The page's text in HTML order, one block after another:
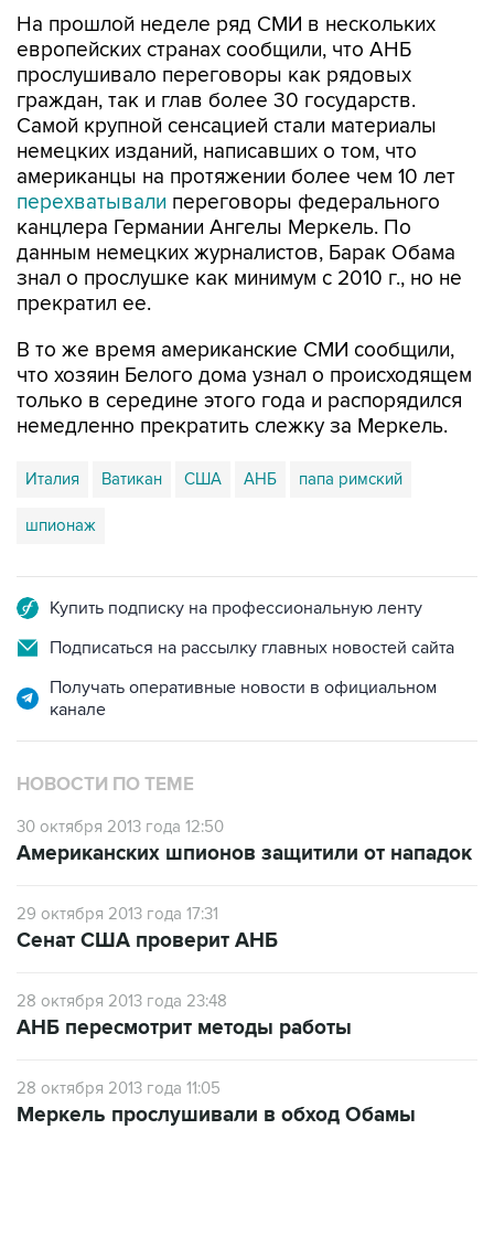
На прошлой неделе ряд СМИ в нескольких
европейских странах сообщили, что АНБ
прослушивало переговоры как рядовых
граждан, так и глав более 30 государств.
Самой крупной сенсацией стали материалы
немецких изданий, написавших о том, что
американцы на протяжении более чем 10 лет
перехватывали переговоры федерального
канцлера Германии Ангелы Меркель. По
данным немецких журналистов, Барак Обама
знал о прослушке как минимум с 2010 г., но не
прекратил ее.
В то же время американские СМИ сообщили,
что хозяин Белого дома узнал о происходящем
только в середине этого года и распорядился
немедленно прекратить слежку за Меркель.
Италия Ватикан США АНБ папа римский
шпионаж
Купить подписку на профессиональную ленту
Подписаться на рассылку главных новостей сайта
Получать оперативные новости в официальном
канале
НОВОСТИ ПО ТЕМЕ
30 октября 2013 года 12:50
Американских шпионов защитили от нападок
29 октября 2013 года 17:31
Сенат США проверит АНБ
28 октября 2013 года 23:48
АНБ пересмотрит методы работы
28 октября 2013 года 11:05
Меркель прослушивали в обход Обамы